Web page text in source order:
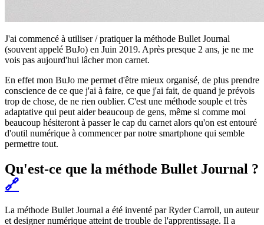
J'ai commencé à utiliser / pratiquer la méthode Bullet Journal
(souvent appelé BuJo) en Juin 2019. Après presque 2 ans, je ne me
vois pas aujourd'hui lâcher mon carnet.
En effet mon BuJo me permet d'être mieux organisé, de plus prendre
conscience de ce que j'ai à faire, ce que j'ai fait, de quand je prévois
trop de chose, de ne rien oublier. C'est une méthode souple et très
adaptative qui peut aider beaucoup de gens, même si comme moi
beaucoup hésiteront à passer le cap du carnet alors qu'on est entouré
d'outil numérique à commencer par notre smartphone qui semble
permettre tout.
Qu'est-ce que la méthode Bullet Journal ?
🔗
La méthode Bullet Journal a été inventé par Ryder Carroll, un auteur
et designer numérique atteint de trouble de l'apprentissage. Il a